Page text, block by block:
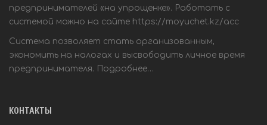
предпринимателей «на упрощенке». Работать с
системой можно на сайте https://moyuchet.kz/acc
Система позволяет стать организованным,
экономить на налогах и высвободить личное время
предпринимателя.
Подробнее…
КОНТАКТЫ